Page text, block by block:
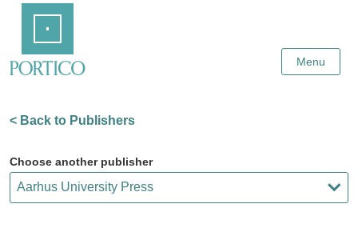
Content
Menu
< Back to Publishers
Choose another publisher